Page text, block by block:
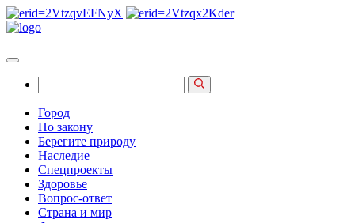
Город
По закону
Берегите природу
Наследие
Спецпроекты
Здоровье
Вопрос-ответ
Страна и мир